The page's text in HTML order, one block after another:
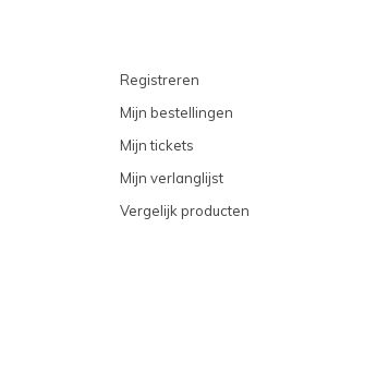
Registreren
Mijn bestellingen
Mijn tickets
Mijn verlanglijst
Vergelijk producten